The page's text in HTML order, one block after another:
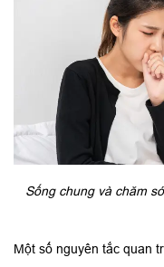
Sống chung và chăm
Một số nguyên tắc quan